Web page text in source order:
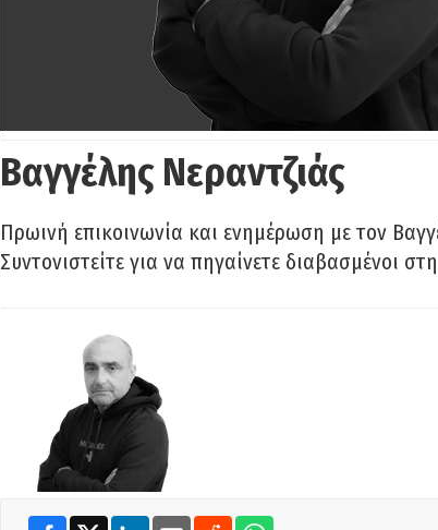
Βαγγέλης Νεραντζιάς
Πρωινή επικοινωνία και ενημέρωση με τον
Συντονιστείτε για να πηγαίνετε διαβασμένοι